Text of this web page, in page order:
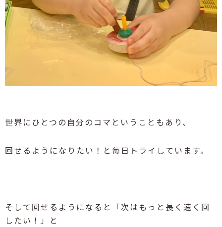
世界にひとつの自分のコマということもあり、
回せるようになりたい！と毎日トライしています。
そして回せるようになると「次はもっと長く速く回
したい！」と